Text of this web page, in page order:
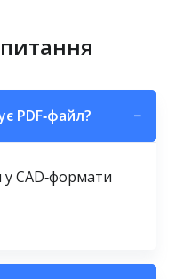
PDF‑файл? −
у CAD‑формати